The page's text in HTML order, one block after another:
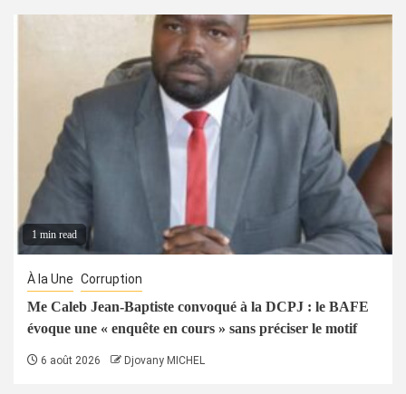
1 min read
À la Une Corruption
Me Caleb Jean-Baptiste convoqué à la DCPJ : le BAFE
évoque une « enquête en cours » sans préciser le motif
6 août 2026 Djovany MICHEL